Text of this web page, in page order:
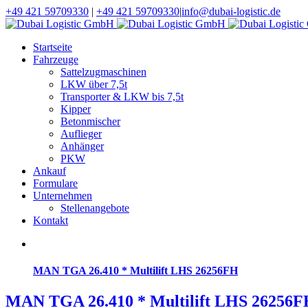
+49 421 59709330 | +49 421 59709330|info@dubai-logistic.de
Startseite
Fahrzeuge
Sattelzugmaschinen
LKW über 7,5t
Transporter & LKW bis 7,5t
Kipper
Betonmischer
Auflieger
Anhänger
PKW
Ankauf
Formulare
Unternehmen
Stellenangebote
Kontakt
MAN TGA 26.410 * Multilift LHS 26256FH
MAN TGA 26.410 * Multilift LHS